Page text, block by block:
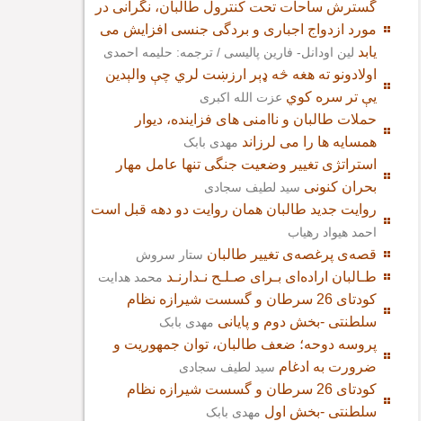
گسترش ساحات تحت کنترول طالبان، نگرانی در
مورد ازدواج اجباری و بردگی جنسی افزایش می
یابد لین اودانل- فارین پالیسی / ترجمه: حلیمه احمدی
اولادونو ته هغه څه ډېر ارزښت لري چې والېدین
یې تر سره کوي عزت الله اکبری
حملات طالبان و ناامنی های فزاینده، دیوار
همسایه ها را می لرزاند مهدی بابک
استراتژی تغییر وضعیت جنگی تنها عامل مهار
بحران کنونی سید لطیف سجادی
روایت جدید طالبان همان روایت دو دهه قبل است
احمد هیواد رهیاب
قصه‌ی پرغصه‌ی تغییر طالبان ستار سروش
طـالبان اراده‌ای بـرای صـلـح نـدارنـد محمد هدایت
کودتای 26 سرطان و گسست شیرازه نظام
سلطنتی -بخش دوم و پایانی مهدی بابک
پروسه دوحه؛ ضعف طالبان، توان جمهوریت و
ضرورت به ادغام سید لطیف سجادی
کودتای 26 سرطان و گسست شیرازه نظام
سلطنتی -بخش اول مهدی بابک